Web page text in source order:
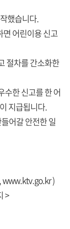
했습니다.
면 어린이용 신고
절차를 간소화한
수한 신고를 한 어
지급됩니다.
어갈 안전한 일
www.ktv.go.kr)
>